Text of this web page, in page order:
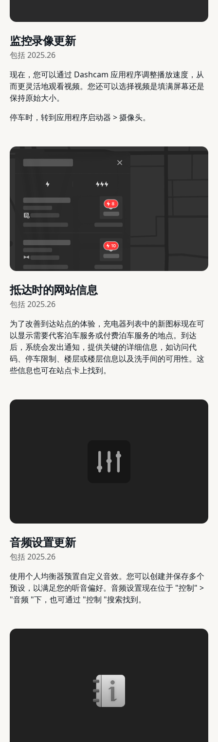
监控录像更新
包括2025.26
现在，您可以通过 Dashcam 应用程序调整播放速度，从
而更灵活地观看视频。您还可以选择视频是填满屏幕还是
保持原始大小。
停车时，转到应用程序启动器 > 摄像头。
抵达时的网站信息
包括2025.26
为了改善到达站点的体验，充电器列表中的新图标现在可
以显示需要代客泊车服务或付费泊车服务的地点。到达
后，系统会发出通知，提供关键的详细信息，如访问代
码、停车限制、楼层或楼层信息以及洗手间的可用性。这
些信息也可在站点卡上找到。
音频设置更新
包括2025.26
使用个人均衡器预置自定义音效。您可以创建并保存多个
预设，以满足您的听音偏好。音频设置现在位于 "控制" >
"音频 "下，也可通过 "控制 "搜索找到。